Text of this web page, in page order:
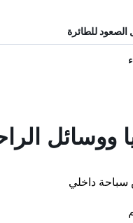
للطائرة
ووسائل
داخلي